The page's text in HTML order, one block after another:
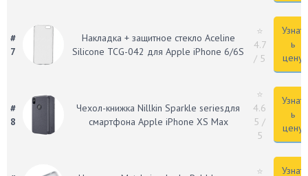
#
7
Накладка + защитное стекло Aceline
Silicone TCG-042 для Apple iPhone 6/6S
⭐
4.7
/ 5
Узнат
ь
цену
#
8
Чехол-книжка Nillkin Sparkle seriesдля
смартфона Apple iPhone XS Max
⭐
4.6
5 /
5
Узнат
ь
цену
⭐ Узнат